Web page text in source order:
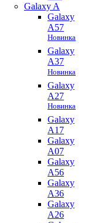
Galaxy A
Galaxy
A57
Новинка
Galaxy
A37
Новинка
Galaxy
A27
Новинка
Galaxy
A17
Galaxy
A07
Galaxy
A56
Galaxy
A36
Galaxy
A26